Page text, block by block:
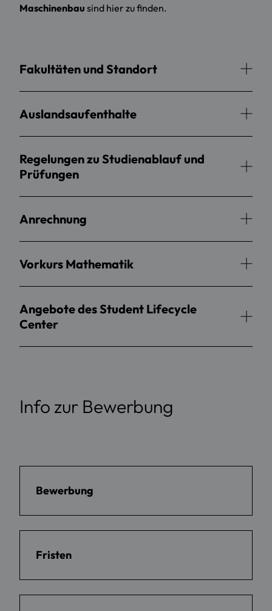
Maschinenbau sind hier zu finden.
Fakultäten und Standort
Auslandsaufenthalte
Regelungen zu Studienablauf und
Prüfungen
Anrechnung
Vorkurs Mathematik
Angebote des Student Lifecycle
Center
Info zur Bewerbung
Bewerbung
Fristen